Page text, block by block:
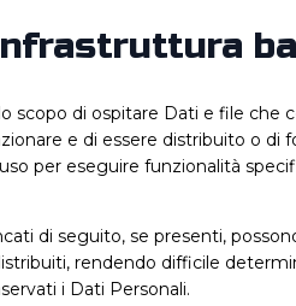
scopo di ospitare Dati e file che
e di essere distribuito o di
per eseguire funzionalità
di seguito, se presenti,
rendendo difficile
i Dati Personali.